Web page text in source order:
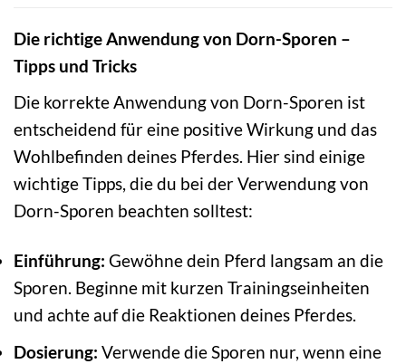
Die richtige Anwendung von Dorn-Sporen –
Tipps und Tricks
Die korrekte Anwendung von Dorn-Sporen ist
entscheidend für eine positive Wirkung und das
Wohlbefinden deines Pferdes. Hier sind einige
wichtige Tipps, die du bei der Verwendung von
Dorn-Sporen beachten solltest:
Einführung: Gewöhne dein Pferd langsam an die
Sporen. Beginne mit kurzen Trainingseinheiten
und achte auf die Reaktionen deines Pferdes.
Dosierung: Verwende die Sporen nur, wenn eine